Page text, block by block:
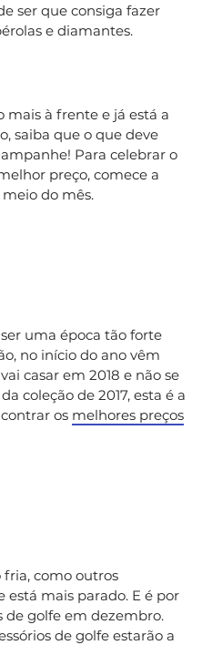
ser que consiga fazer
e diamantes.
à frente e já está a
saiba que o que deve
Para celebrar o
preço, comece a
do mês.
uma época tão forte
no início do ano vêm
casar em 2018 e não se
coleção de 2017, esta é a
os melhores preços
fria, como outros
está mais parado. E é por
de golfe em dezembro.
de golfe estarão a